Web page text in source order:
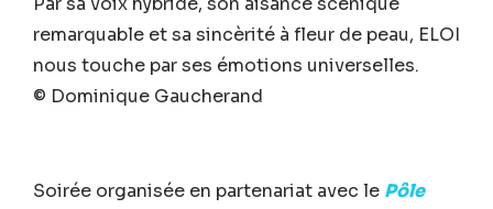
remarquable et sa sincèrité à fleur de peau, ELOI
nous touche par ses émotions universelles.
© Dominique Gaucherand
Soirée organisée en partenariat avec le Pôle